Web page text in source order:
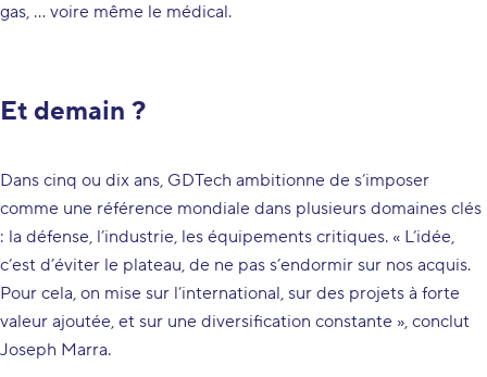
gas, … voire même le médical.
Et demain ?
Dans cinq ou dix ans, GDTech ambitionne de s’imposer
comme une référence mondiale dans plusieurs domaines clés
: la défense, l’industrie, les équipements critiques. « L’idée,
c’est d’éviter le plateau, de ne pas s’endormir sur nos acquis.
Pour cela, on mise sur l’international, sur des projets à forte
valeur ajoutée, et sur une diversification constante », conclut
Joseph Marra.